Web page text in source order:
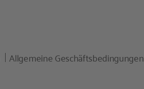
Allgemeine Geschäftsbedingungen